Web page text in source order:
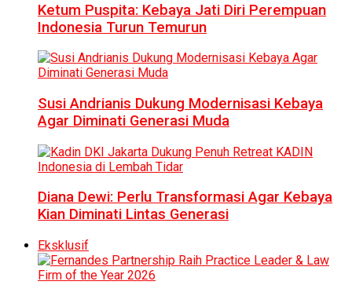
Ketum Puspita: Kebaya Jati Diri Perempuan
Indonesia Turun Temurun
Susi Andrianis Dukung Modernisasi Kebaya
Agar Diminati Generasi Muda
Diana Dewi: Perlu Transformasi Agar Kebaya
Kian Diminati Lintas Generasi
Eksklusif